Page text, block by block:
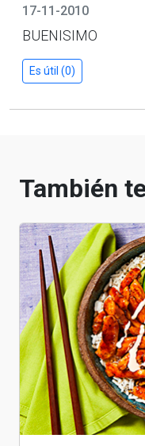
17-11-2010
BUENISIMO
Es útil (0)
También